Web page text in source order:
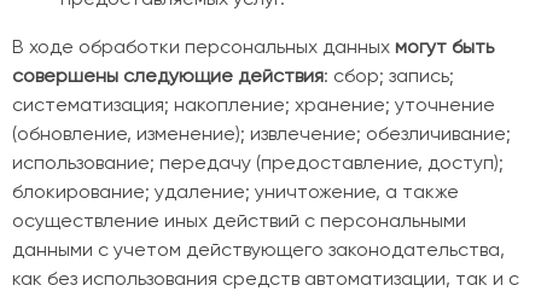
В ходе обработки персональных данных могут быть
совершены следующие действия: сбор; запись;
систематизация; накопление; хранение; уточнение
(обновление, изменение); извлечение; обезличивание;
использование; передачу (предоставление, доступ);
блокирование; удаление; уничтожение, а также
осуществление иных действий с персональными
данными с учетом действующего законодательства,
как без использования средств автоматизации, так и с